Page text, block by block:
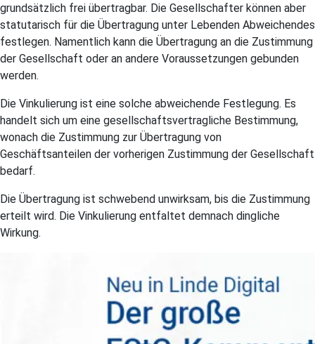
grundsätzlich frei übertragbar. Die Gesellschafter können aber
statutarisch für die Übertragung unter Lebenden Abweichendes
festlegen. Namentlich kann die Übertragung an die Zustimmung
der Gesellschaft oder an andere Voraussetzungen gebunden
werden.
Die Vinkulierung ist eine solche abweichende Festlegung. Es
handelt sich um eine gesellschaftsvertragliche Bestimmung,
wonach die Zustimmung zur Übertragung von
Geschäftsanteilen der vorherigen Zustimmung der Gesellschaft
bedarf.
Die Übertragung ist schwebend unwirksam, bis die Zustimmung
erteilt wird. Die Vinkulierung entfaltet demnach dingliche
Wirkung.